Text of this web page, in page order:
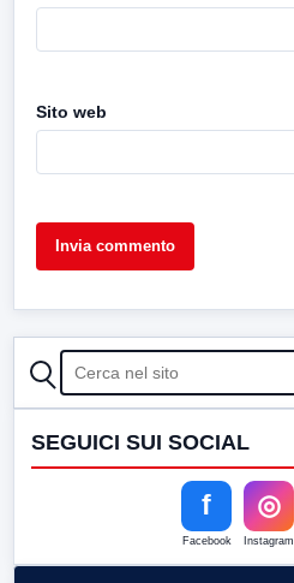
Sito web
CERCA
SEGUICI SUI SOCIAL
f
Facebook
◎
Instagram